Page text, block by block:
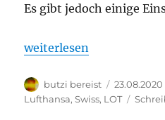
Es gibt jedoch einige
„Lufthansa verkauft
weiterlesen
Autor
butzi bereist
am
23.08.2020
Lufthansa, Swiss, LOT